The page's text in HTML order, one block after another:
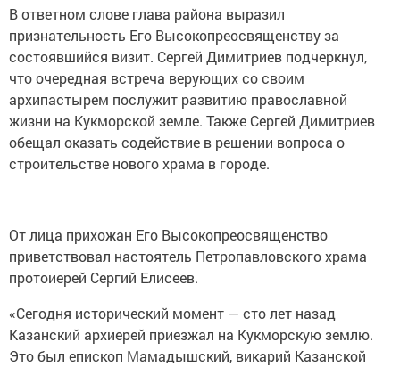
В ответном слове глава района выразил
признательность Его Высокопреосвященству за
состоявшийся визит. Сергей Димитриев подчеркнул,
что очередная встреча верующих со своим
архипастырем послужит развитию православной
жизни на Кукморской земле. Также Сергей Димитриев
обещал оказать содействие в решении вопроса о
строительстве нового храма в городе.
От лица прихожан Его Высокопреосвященство
приветствовал настоятель Петропавловского храма
протоиерей Сергий Елисеев.
«Сегодня исторический момент — сто лет назад
Казанский архиерей приезжал на Кукморскую землю.
Это был епископ Мамадышский, викарий Казанской